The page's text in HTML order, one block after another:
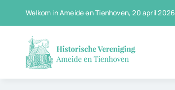
Welkom in Ameide en Tienhoven, 20 april 2026